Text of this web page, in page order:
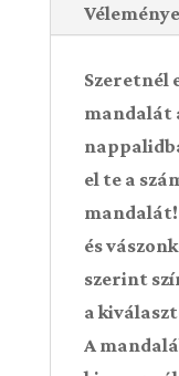
Szeretnél
mandalát
el te a
és
szerint
a
A